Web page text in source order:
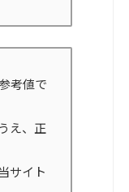
考値で
え、正
サイト